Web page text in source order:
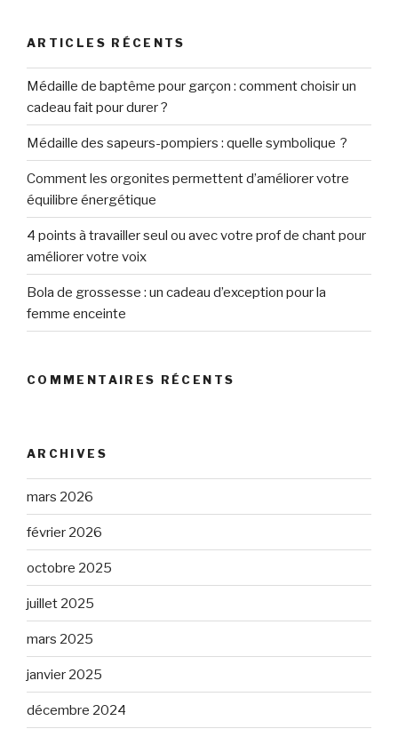
ARTICLES RÉCENTS
Médaille de baptême pour garçon : comment choisir un
cadeau fait pour durer ?
Médaille des sapeurs-pompiers : quelle symbolique ?
Comment les orgonites permettent d’améliorer votre
équilibre énergétique
4 points à travailler seul ou avec votre prof de chant pour
améliorer votre voix
Bola de grossesse : un cadeau d’exception pour la
femme enceinte
COMMENTAIRES RÉCENTS
ARCHIVES
mars 2026
février 2026
octobre 2025
juillet 2025
mars 2025
janvier 2025
décembre 2024